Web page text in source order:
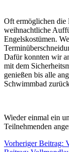
Oft ermöglichen die
weihnachtliche
Engelskostümen.
Dafür konnten wir
mit dem
genießen bis alle
Schwimmbad
Wieder einmal ein
Teilnehmenden
Vorheriger Beitrag: